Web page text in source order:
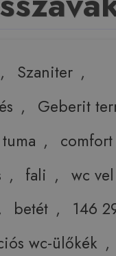
, Szaniter ,
,
Geberit
tuma ,
comfort
, fali , wc vel
betét ,
146
wc-ülőkék ,